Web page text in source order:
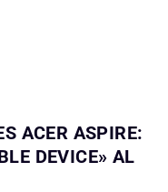
ACER ASPIRE:
DEVICE» AL